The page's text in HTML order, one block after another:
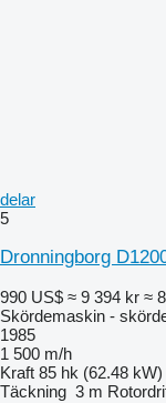
delar
5
Dronningborg
990 US$ ≈ 9 394 kr ≈
Skördemaskin -
1985
1 500 m/h
Kraft 85 hk (62.48 kW)
Täckning 3 m